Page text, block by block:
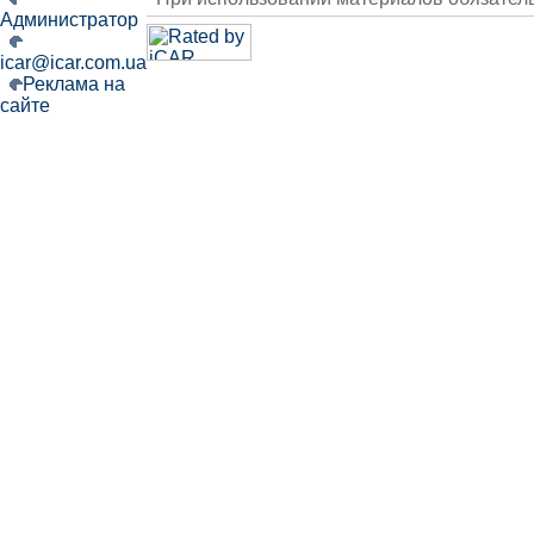
Администратор
icar@icar.com.ua
Реклама на
сайте